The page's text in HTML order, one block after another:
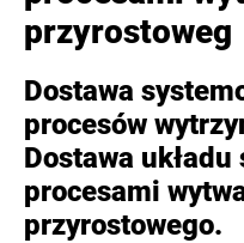
przyrostoweg
Dostawa
procesów
Dostawa
procesami
przyrostowego.